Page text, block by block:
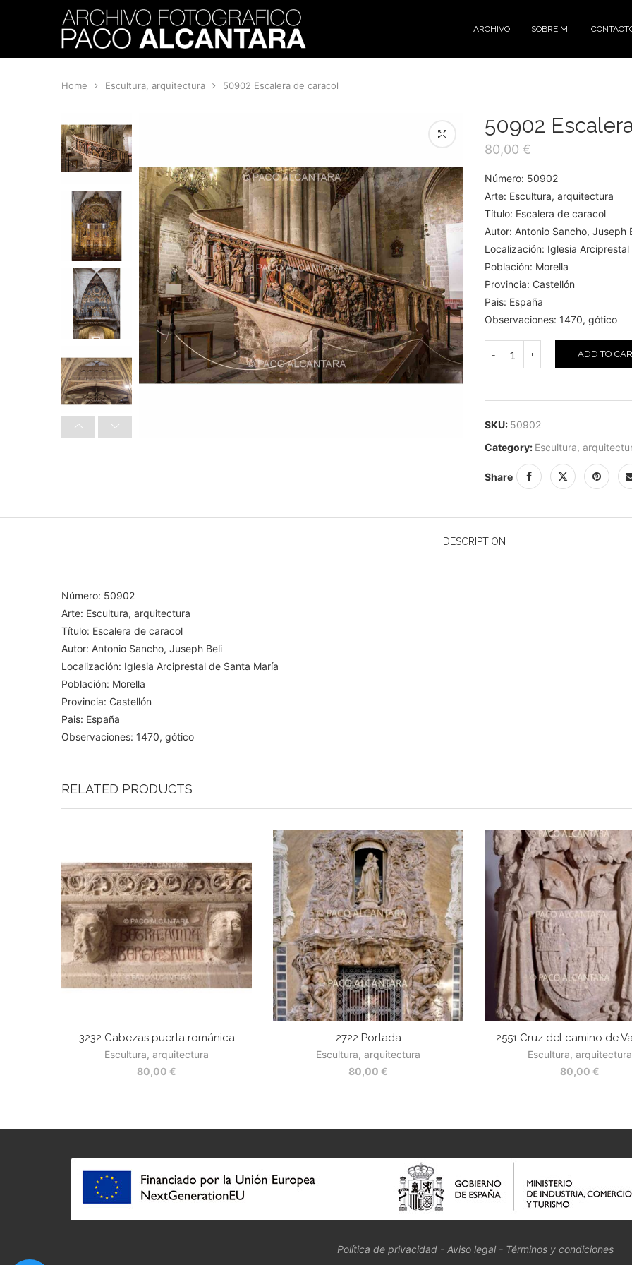
ARCHIVO SOBRE MI
Home Escultura, arquitectura 50902 Escalera de caracol
50902
80,00 €
Número: 50902
Arte: Escultura, arquitectura
Título: Escalera de caracol
Autor: Antonio Sancho, Juseph
Localización: Iglesia
Población: Morella
Provincia: Castellón
Pais: España
Observaciones: 1470, gótico
ADD TO
SKU: 50902
Category: Escultura,
Share
DESCRIPTION
Número: 50902
Arte: Escultura, arquitectura
Título: Escalera de caracol
Autor: Antonio Sancho, Juseph Beli
Localización: Iglesia Arciprestal de Santa María
Población: Morella
Provincia: Castellón
Pais: España
Observaciones: 1470, gótico
RELATED PRODUCTS
3232 Cabezas puerta románica
Escultura, arquitectura
80,00 €
2722 Portada
Escultura, arquitectura
80,00 €
2551 Cruz del camino de
Escultura, arquitectura
80,00 €
Política de privacidad - Aviso legal - Términos y condiciones